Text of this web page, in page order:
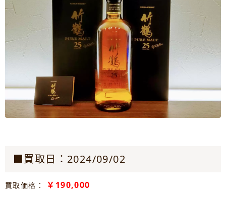
■買取日：2024/09/02
買取価格： ￥190,000